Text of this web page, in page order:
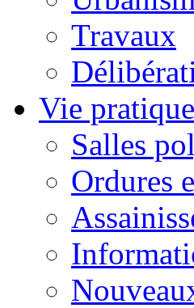
Travaux
Vie pratique
Salles
Ordures